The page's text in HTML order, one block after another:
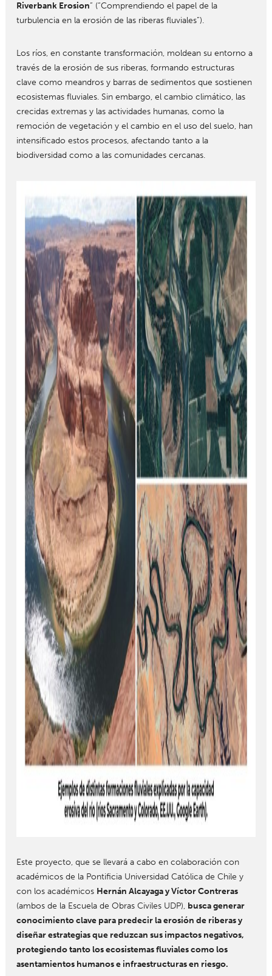
Riverbank Erosion” (“Comprendiendo el papel de la
turbulencia en la erosión de las riberas fluviales”).
Los ríos, en constante transformación, moldean su entorno a
través de la erosión de sus riberas, formando estructuras
clave como meandros y barras de sedimentos que sostienen
ecosistemas fluviales. Sin embargo, el cambio climático, las
crecidas extremas y las actividades humanas, como la
remoción de vegetación y el cambio en el uso del suelo, han
intensificado estos procesos, afectando tanto a la
biodiversidad como a las comunidades cercanas.
Este proyecto, que se llevará a cabo en colaboración con
académicos de la Pontificia Universidad Católica de Chile y
con los académicos Hernán Alcayaga y Víctor Contreras
(ambos de la Escuela de Obras Civiles UDP), busca generar
conocimiento clave para predecir la erosión de riberas y
diseñar estrategias que reduzcan sus impactos negativos,
protegiendo tanto los ecosistemas fluviales como los
asentamientos humanos e infraestructuras en riesgo.